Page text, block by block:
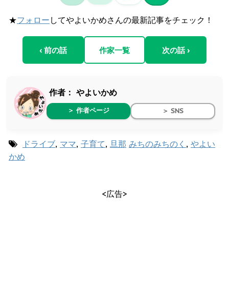
★フォロー してやよいかめさんの最新記事をチェック！
‹ 前の話 作家一覧 次の話 ›
作者： やよいかめ
＞ 作者ページ ＞ SNS
ドライブ, ママ, 子育て, 旦那 みちのみちのく , やよい
かめ
<広告>